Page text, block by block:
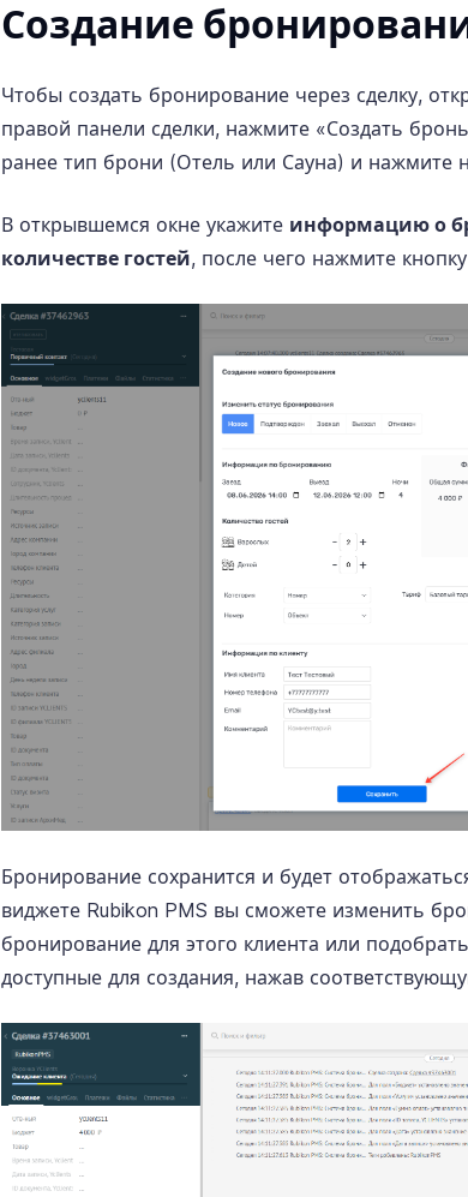
Создание
Чтобы создать бронирование через сделку,
правой панели сделки, нажмите «Создать
ранее тип брони (Отель или Сауна) и нажмите
В открывшемся окне укажите информацию о
количестве гостей, после чего нажмите кнопку
Бронирование сохранится и будет
виджете Rubikon PMS вы сможете изменить
бронирование для этого клиента или
доступные для создания, нажав